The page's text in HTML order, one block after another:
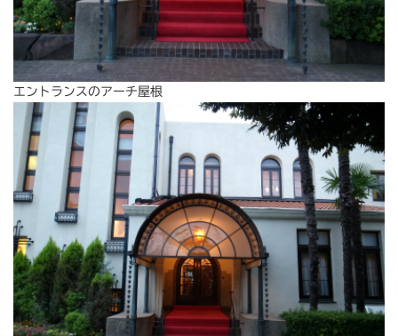
エントランスのアーチ屋根